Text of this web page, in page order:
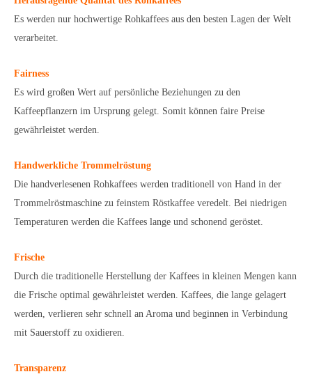
Es werden nur hochwertige Rohkaffees aus den besten Lagen der Welt
verarbeitet.
Fairness
Es wird großen Wert auf persönliche Beziehungen zu den
Kaffeepflanzern im Ursprung gelegt. Somit können faire Preise
gewährleistet werden.
Handwerkliche Trommelröstung
Die handverlesenen Rohkaffees werden traditionell von Hand in der
Trommelröstmaschine zu feinstem Röstkaffee veredelt. Bei niedrigen
Temperaturen werden die Kaffees lange und schonend geröstet.
Frische
Durch die traditionelle Herstellung der Kaffees in kleinen Mengen kann
die Frische optimal gewährleistet werden. Kaffees, die lange gelagert
werden, verlieren sehr schnell an Aroma und beginnen in Verbindung
mit Sauerstoff zu oxidieren.
Transparenz